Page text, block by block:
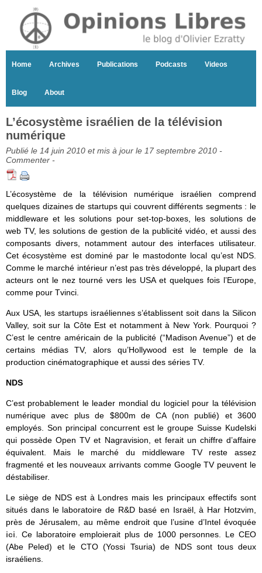
Home Archives Publications Podcasts Videos
Blog About
L’écosystème israélien de la télévision
numérique
Publié le 14 juin 2010 et mis à jour le 17 septembre 2010 -
Commenter -
L’écosystème de la télévision numérique israélien comprend
quelques dizaines de startups qui couvrent différents segments : le
middleware et les solutions pour set-top-boxes, les solutions de
web TV, les solutions de gestion de la publicité vidéo, et aussi des
composants divers, notamment autour des interfaces utilisateur.
Cet écosystème est dominé par le mastodonte local qu’est NDS.
Comme le marché intérieur n’est pas très développé, la plupart des
acteurs ont le nez tourné vers les USA et quelques fois l’Europe,
comme pour Tvinci.
Aux USA, les startups israéliennes s’établissent soit dans la Silicon
Valley, soit sur la Côte Est et notamment à New York. Pourquoi ?
C’est le centre américain de la publicité (“Madison Avenue”) et de
certains médias TV, alors qu’Hollywood est le temple de la
production cinématographique et aussi des séries TV.
NDS
C’est probablement le leader mondial du logiciel pour la télévision
numérique avec plus de $800m de CA (non publié) et 3600
employés. Son principal concurrent est le groupe Suisse Kudelski
qui possède Open TV et Nagravision, et ferait un chiffre d’affaire
équivalent. Mais le marché du middleware TV reste assez
fragmenté et les nouveaux arrivants comme Google TV peuvent le
déstabiliser.
Le siège de NDS est à Londres mais les principaux effectifs sont
situés dans le laboratoire de R&D basé en Israël, à Har Hotzvim,
près de Jérusalem, au même endroit que l’usine d’Intel évoquée
ici. Ce laboratoire emploierait plus de 1000 personnes. Le CEO
(Abe Peled) et le CTO (Yossi Tsuria) de NDS sont tous deux
israéliens.